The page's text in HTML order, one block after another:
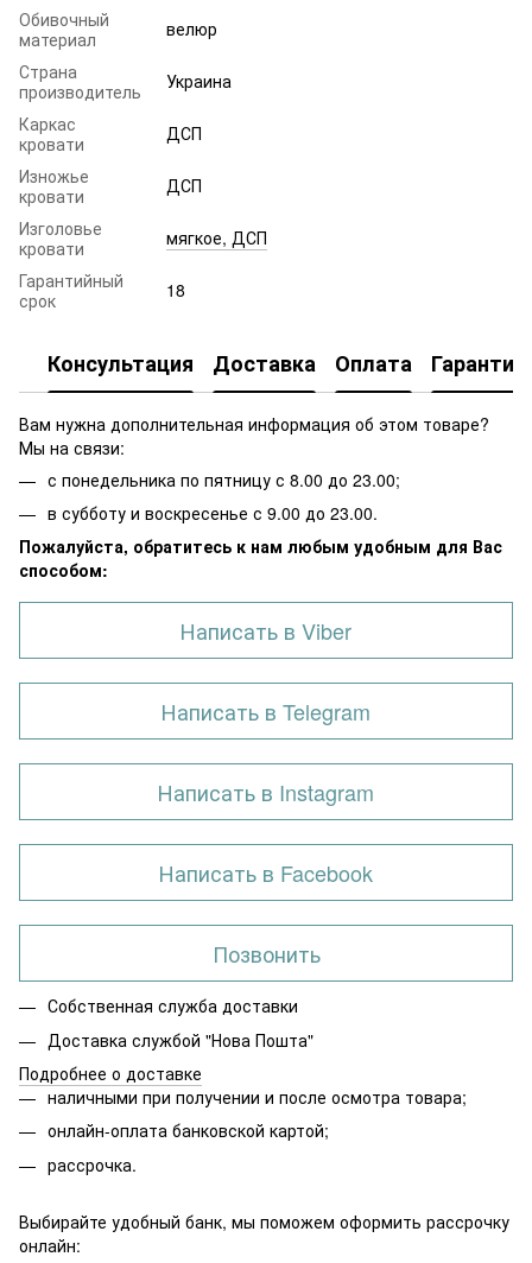
Обивочный
материал
велюр
Страна
производитель
Украина
Каркас
кровати
ДСП
Изножье
кровати
ДСП
Изголовье
кровати
мягкое, ДСП
Гарантийный
срок
18
Консультация Доставка Оплата Гарантия
Вам нужна дополнительная информация об этом товаре?
Мы на связи:
с понедельника по пятницу с 8.00 до 23.00;
в субботу и воскресенье с 9.00 до 23.00.
Пожалуйста, обратитесь к нам любым удобным для Вас
способом:
Написать в Viber
Написать в Telegram
Написать в Instagram
Написать в Facebook
Позвонить
Собственная служба доставки
Доставка службой "Нова Пошта"
Подробнее о доставке
наличными при получении и после осмотра товара;
онлайн-оплата банковской картой;
рассрочка.
Выбирайте удобный банк, мы поможем оформить рассрочку
онлайн: